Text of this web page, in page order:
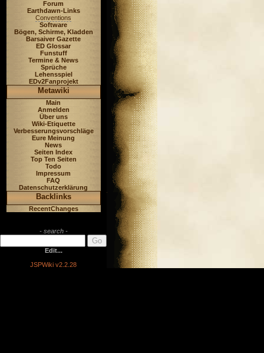
Forum
Earthdawn-Links
Conventions
Software
Bögen, Schirme, Kladden
Barsaiver Gazette
ED Glossar
Funstuff
Termine & News
Sprüche
Lehensspiel
EDv2Fanprojekt
Metawiki
Main
Anmelden
Über uns
Wiki-Etiquette
Verbesserungsvorschläge
Eure Meinung
News
Seiten Index
Top Ten Seiten
Todo
Impressum
FAQ
Datenschutzerklärung
Backlinks
RecentChanges
- search -
Edit...
JSPWiki v2.2.28